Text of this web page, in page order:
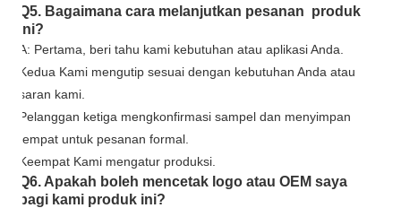
Q5. Bagaimana cara melanjutkan pesanan produk
ini?
A: Pertama, beri tahu kami kebutuhan atau aplikasi Anda.
Kedua Kami mengutip sesuai dengan kebutuhan Anda atau
saran kami.
Pelanggan ketiga mengkonfirmasi sampel dan menyimpan
tempat untuk pesanan formal.
Keempat Kami mengatur produksi.
Q6. Apakah boleh mencetak logo atau OEM saya
bagi kami produk ini?